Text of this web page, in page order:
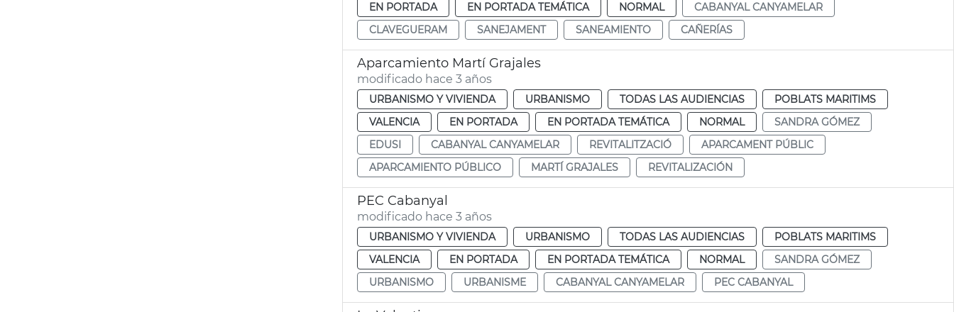
EN PORTADA
EN PORTADA TEMÁTICA NORMAL
CABANYAL CANYAMELAR
CLAVEGUERAM
SANEJAMENT SANEAMIENTO CAÑERÍAS
Aparcamiento Martí Grajales
modificado hace 3 años
URBANISMO Y VIVIENDA URBANISMO TODAS LAS AUDIENCIAS
POBLATS MARITIMS
VALENCIA
EN PORTADA EN PORTADA TEMÁTICA NORMAL
SANDRA GÓMEZ
EDUSI
CABANYAL CANYAMELAR REVITALITZACIÓ
APARCAMENT PÚBLIC
APARCAMIENTO PÚBLICO
MARTÍ GRAJALES REVITALIZACIÓN
PEC Cabanyal
modificado hace 3 años
URBANISMO Y VIVIENDA URBANISMO TODAS LAS AUDIENCIAS
POBLATS MARITIMS
VALENCIA
EN PORTADA EN PORTADA TEMÁTICA NORMAL
SANDRA GÓMEZ
URBANISMO
URBANISME CABANYAL CANYAMELAR PEC CABANYAL